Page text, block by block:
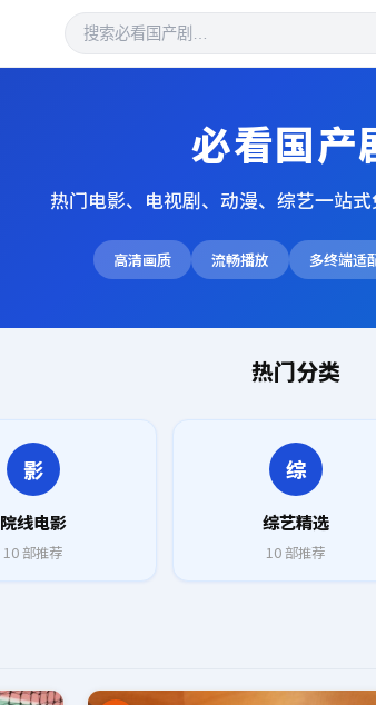
必看国产
热门电影、电视剧、动漫、综艺一站式
高清画质 流畅播放 多终端适
热门分类
影
院线电影
10部推荐
综
综艺精选
10部推荐